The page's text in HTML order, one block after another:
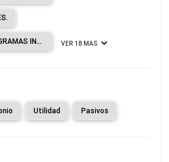
PUBLICACIÓN DE PROGRAMAS INFORMÁTICOS. VER 18 MAS
Utilidad Pasivos